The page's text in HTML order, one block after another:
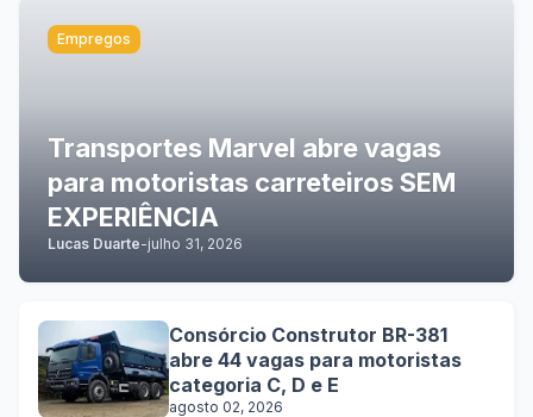
Empregos
Transportes Marvel abre vagas
para motoristas carreteiros SEM
EXPERIÊNCIA
Lucas Duarte-julho 31, 2026
Consórcio Construtor BR-381
abre 44 vagas para motoristas
categoria C, D e E
agosto 02, 2026